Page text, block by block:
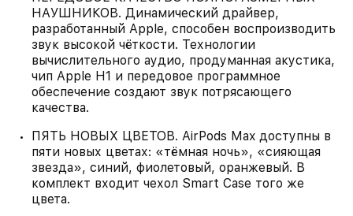
НАУШНИКОВ. Динамический драйвер,
разработанный Apple, способен воспроизводить
звук высокой чёткости. Технологии
вычислительного аудио, продуманная акустика,
чип Apple H1 и передовое программное
обеспечение создают звук потрясающего
качества.
ПЯТЬ НОВЫХ ЦВЕТОВ. AirPods Max доступны в
пяти новых цветах: «тёмная ночь», «сияющая
звезда», синий, фиолетовый, оранжевый. В
комплект входит чехол Smart Case того же
цвета.